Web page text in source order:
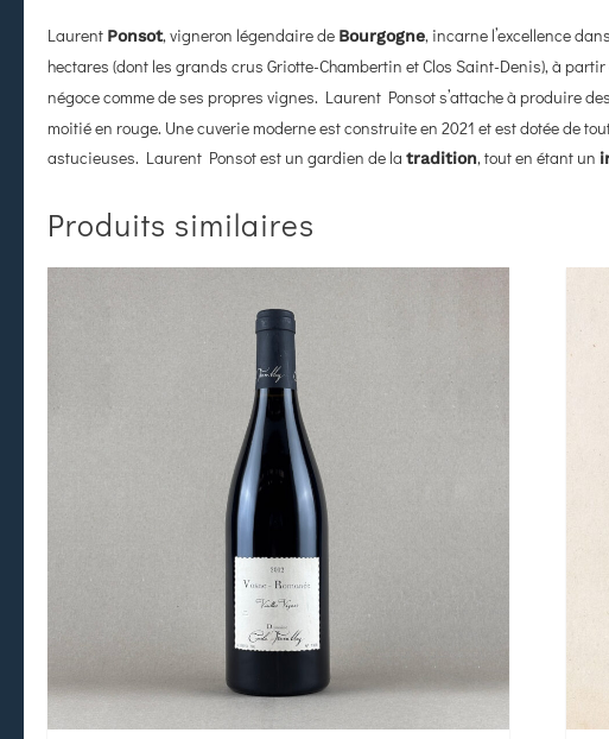
Laurent Ponsot, vigneron légendaire de Bourgogne, incarne l’excellence
hectares (dont les grands crus Griotte-Chambertin et Clos Saint-Denis), à
négoce comme de ses propres vignes. Laurent Ponsot s’attache à produire
moitié en rouge. Une cuverie moderne est construite en 2021 et est dotée de
astucieuses. Laurent Ponsot est un gardien de la tradition, tout en étant un
Produits similaires